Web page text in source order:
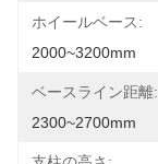
ホイールベース:
2000~3200mm
ベースライン距離:
2300~2700mm